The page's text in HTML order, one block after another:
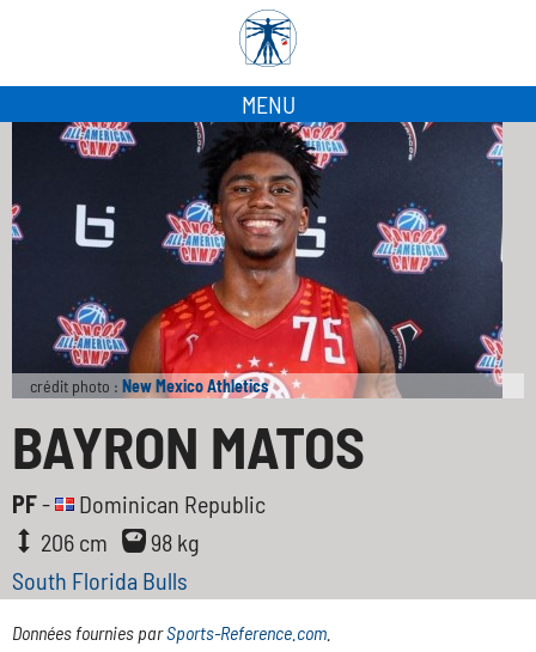
MENU
crédit photo : New Mexico Athletics
BAYRON MATOS
PF-
Dominican Republic
206 cm
98 kg
South Florida Bulls
Données fournies parSports-Reference.com